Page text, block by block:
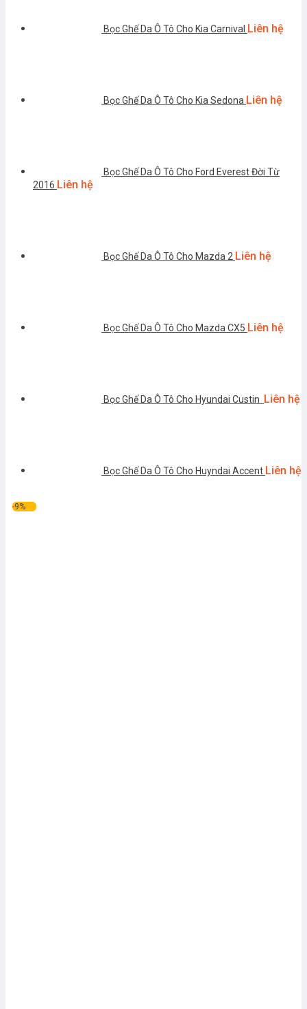
Bọc Ghế Da Ô Tô Cho Kia Carnival Liên hệ
Bọc Ghế Da Ô Tô Cho Kia Sedona Liên hệ
Bọc Ghế Da Ô Tô Cho Ford Everest Đời Từ
2016 Liên hệ
Bọc Ghế Da Ô Tô Cho Mazda 2 Liên hệ
Bọc Ghế Da Ô Tô Cho Mazda CX5 Liên hệ
Bọc Ghế Da Ô Tô Cho Hyundai Custin Liên hệ
Bọc Ghế Da Ô Tô Cho Huyndai Accent Liên hệ
-9%